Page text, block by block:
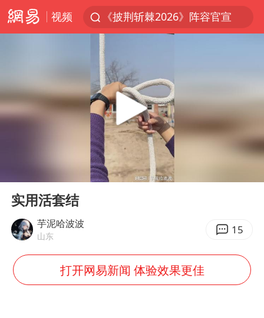
视频
《披荆斩棘2026》阵容官宣
杭州机场已取消航班388架次
美将每月供乌爱国者拦截导弹
白海豚北上或致京津冀暴雨
上海中心千吨“镇楼神器”摆动明显
国足U17与阿森纳决赛取消 并列冠军
上门女婿出轨女邻居多年被判重婚罪
Play
实用活套结
芋泥哈波波
山东 15
打开网易新闻 体验效果更佳